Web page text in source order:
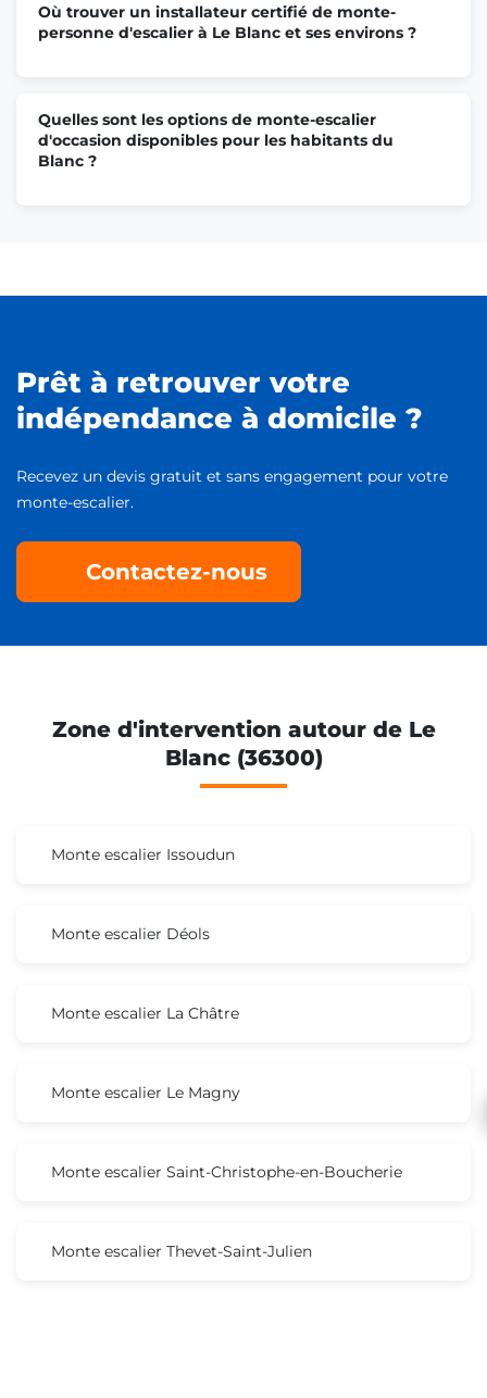
Où trouver un installateur certifié de monte-
personne d'escalier à Le Blanc et ses environs ?
Quelles sont les options de monte-escalier
d'occasion disponibles pour les habitants du
Blanc ?
Prêt à retrouver votre
indépendance à domicile ?
Recevez un devis gratuit et sans engagement pour votre
monte-escalier.
Contactez-nous
Zone d'intervention autour de Le
Blanc (36300)
Monte escalier Issoudun
Monte escalier Déols
Monte escalier La Châtre
Monte escalier Le Magny
Monte escalier Saint-Christophe-en-Boucherie
Monte escalier Thevet-Saint-Julien